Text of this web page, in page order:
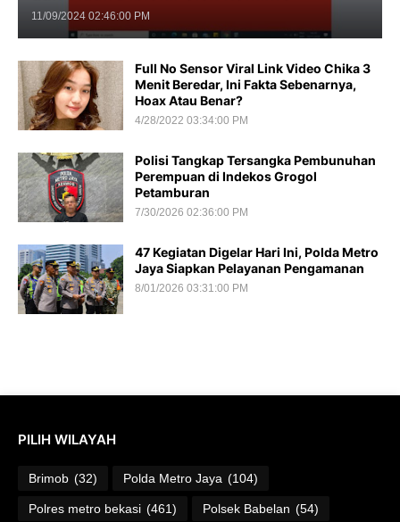
11/09/2024 02:46:00 PM
Full No Sensor Viral Link Video Chika 3
Menit Beredar, Ini Fakta Sebenarnya,
Hoax Atau Benar?
4/28/2022 03:34:00 PM
Polisi Tangkap Tersangka Pembunuhan
Perempuan di Indekos Grogol
Petamburan
7/30/2026 02:36:00 PM
47 Kegiatan Digelar Hari Ini, Polda Metro
Jaya Siapkan Pelayanan Pengamanan
8/01/2026 03:31:00 PM
PILIH WILAYAH
Brimob (32) Polda Metro Jaya (104)
Polres metro bekasi (461) Polsek Babelan (54)